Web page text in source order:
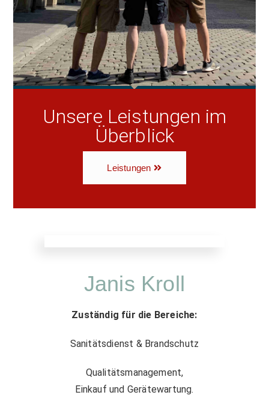
Unsere Leistungen im
Überblick
Leistungen
Janis Kroll
Zuständig für die Bereiche:
Sanitätsdienst & Brandschutz
Qualitätsmanagement,
Einkauf und Gerätewartung.